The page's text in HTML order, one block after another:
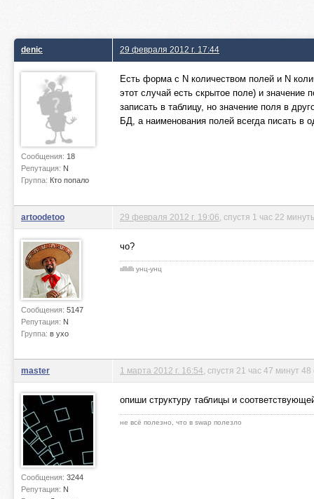
denic
Сообщения: 18
Репутация: N
Группа: Кто попало
29 февраля 2012 г. 17:44
Есть форма с N количеством полей и N
этот случай есть скрытое поле) и значение
записать в таблицу, но значение поля в
БД, а наименования полей всегда писать в
artoodetoo
Сообщения: 5147
Репутация: N
Группа: в ухо
29 февраля 2012 г. 19:06 , спустя 1 час 22
чо?
ιιlllιlllι унц-унц
master
Сообщения: 3244
Репутация: N
1 марта 2012 г. 16:54 , спустя 21 час 47 минут 48
опиши структуру таблицы и
не всё полезно, что в swap полезло